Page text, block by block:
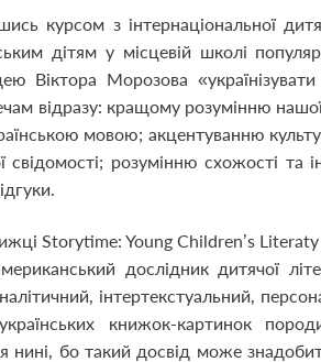
курсом з інтернаціональної
дітям у місцевій школі
Віктора Морозова
відразу: кращому розумінню
мовою; акцентуванню
свідомості; розумінню схожості
Storytime: Young Children’s
дослідник дитячої
інтертекстуальний,
книжок-картинок
нині, бо такий досвід може